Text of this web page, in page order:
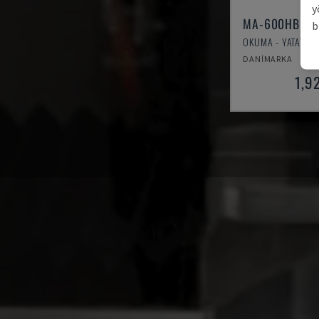
MA-600HB
OKUMA - YATAY
DANIMARKA